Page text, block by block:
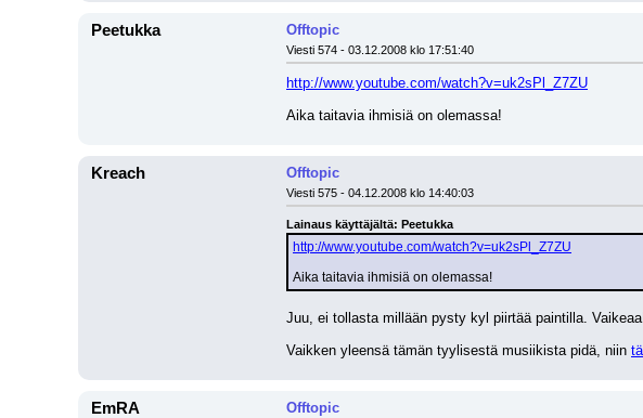
Peetukka Offtopic
Viesti 574 - 03.12.2008 klo 17:51:40
http://www.youtube.com/watch?v=uk2sPl_Z7ZU
Aika taitavia ihmisiä on olemassa!
Kreach Offtopic
Viesti 575 - 04.12.2008 klo 14:40:03
Lainaus käyttäjältä: Peetukka
http://www.youtube.com/watch?v=uk2sPl_Z7ZU
Aika taitavia ihmisiä on olemassa!
Juu, ei tollasta millään pysty kyl piirtää paintilla.
Vaikken yleensä tämän tyylisestä musiikista pidä, niin
EmRA Offtopic